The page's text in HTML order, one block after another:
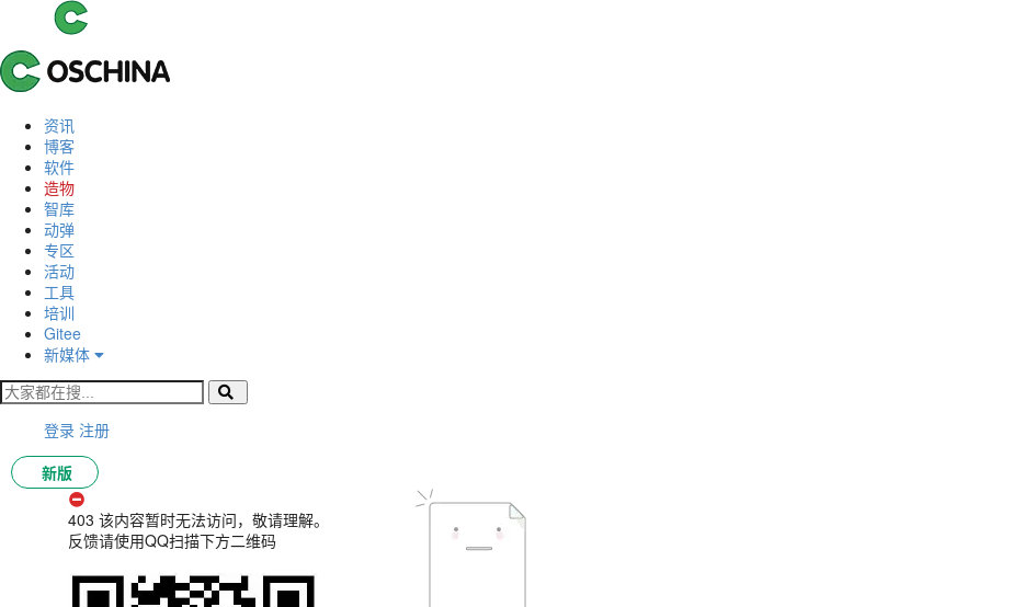
资讯
博客
软件
造物
智库
动弹
专区
活动
工具
培训
Gitee
新媒体
登录 注册
新版
403 该内容暂时无法访问，敬请理解。
反馈请使用QQ扫描下方二维码